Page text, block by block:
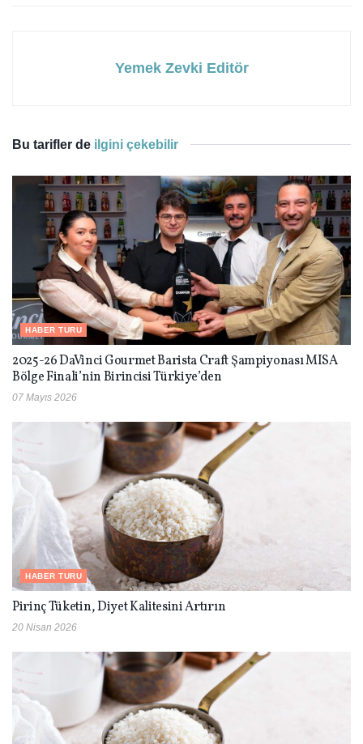
Yemek Zevki Editör
Bu tarifler de ilgini çekebilir
HABER TURU
2025-26 DaVinci Gourmet Barista Craft Şampiyonası MISA
Bölge Finali’nin Birincisi Türkiye’den
07 Mayıs 2026
HABER TURU
Pirinç Tüketin, Diyet Kalitesini Artırın
20 Nisan 2026